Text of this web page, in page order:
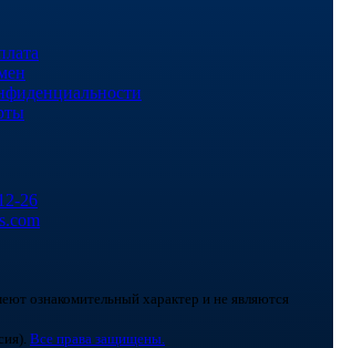
26
ознакомительный характер и не являются
Все права защищены.